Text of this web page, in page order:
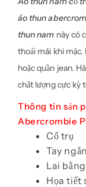
áo thun
thun nam này có
thoải mái khi mặc.
hoặc quần jean.
chất lượng cực kỳ
Thông tin sản
Abercrombie
Cổ trụ
Tay ngắn
Lai bằng
Họa tiết